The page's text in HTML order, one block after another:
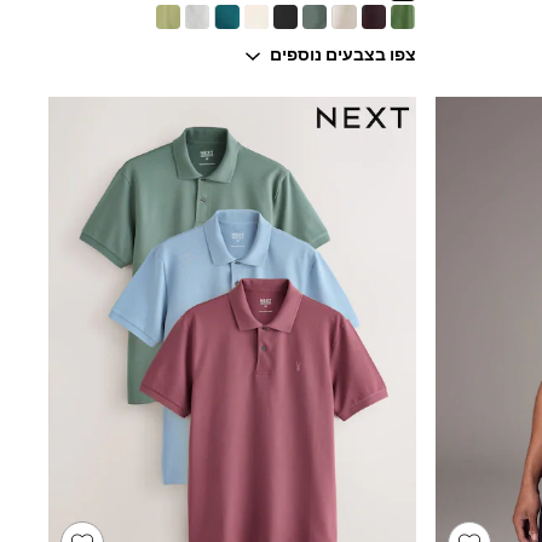
צפו בצבעים נוספים